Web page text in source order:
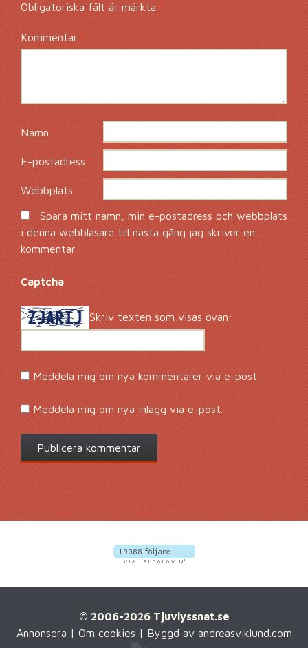
Obligatoriska fält är märkta*
Kommentar*
Namn*
E-postadress*
Webbplats
Spara mitt namn, min e-postadress och webbplats
i denna webbläsare till nästa gång jag skriver en
kommentar.
Captcha*
Skriv texten som visas ovan:
Meddela mig om nya kommentarer via e-post.
Meddela mig om nya inlägg via e-post.
© 2006-2026 Tjuvlyssnat.se
Annonsera | Om cookies | Byggd av andreasviklund.com